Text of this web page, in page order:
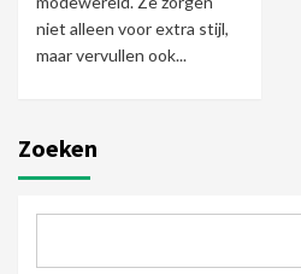
niet alleen voor extra stijl,
maar vervullen ook...
Zoeken